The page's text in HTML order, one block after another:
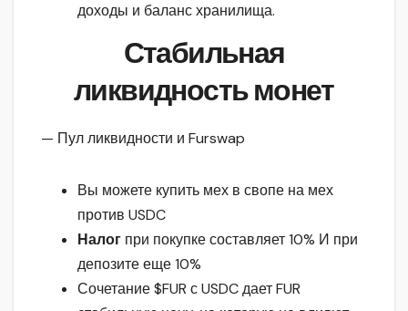
доходы и баланс хранилища.
Стабильная
ликвидность монет
— Пул ликвидности и Furswap
Вы можете купить мех в свопе на мех
против USDC
Налог при покупке составляет 10% И при
депозите еще 10%
Сочетание $FUR с USDC дает FUR